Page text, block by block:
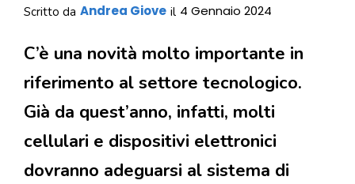
Scritto da Andrea Giove il 4 Gennaio 2024
C’è una novità molto importante in
riferimento al settore tecnologico.
Già da quest’anno, infatti, molti
cellulari e dispositivi elettronici
dovranno adeguarsi al sistema di